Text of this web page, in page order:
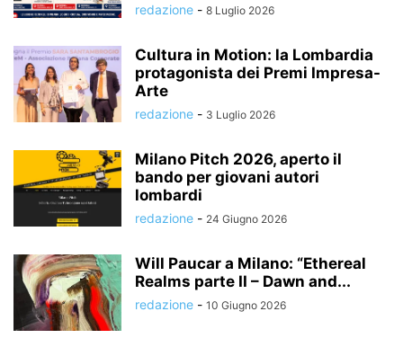
redazione - 8 Luglio 2026
Cultura in Motion: la Lombardia
protagonista dei Premi Impresa-
Arte
redazione - 3 Luglio 2026
Milano Pitch 2026, aperto il
bando per giovani autori
lombardi
redazione - 24 Giugno 2026
Will Paucar a Milano: “Ethereal
Realms parte II – Dawn and...
redazione - 10 Giugno 2026